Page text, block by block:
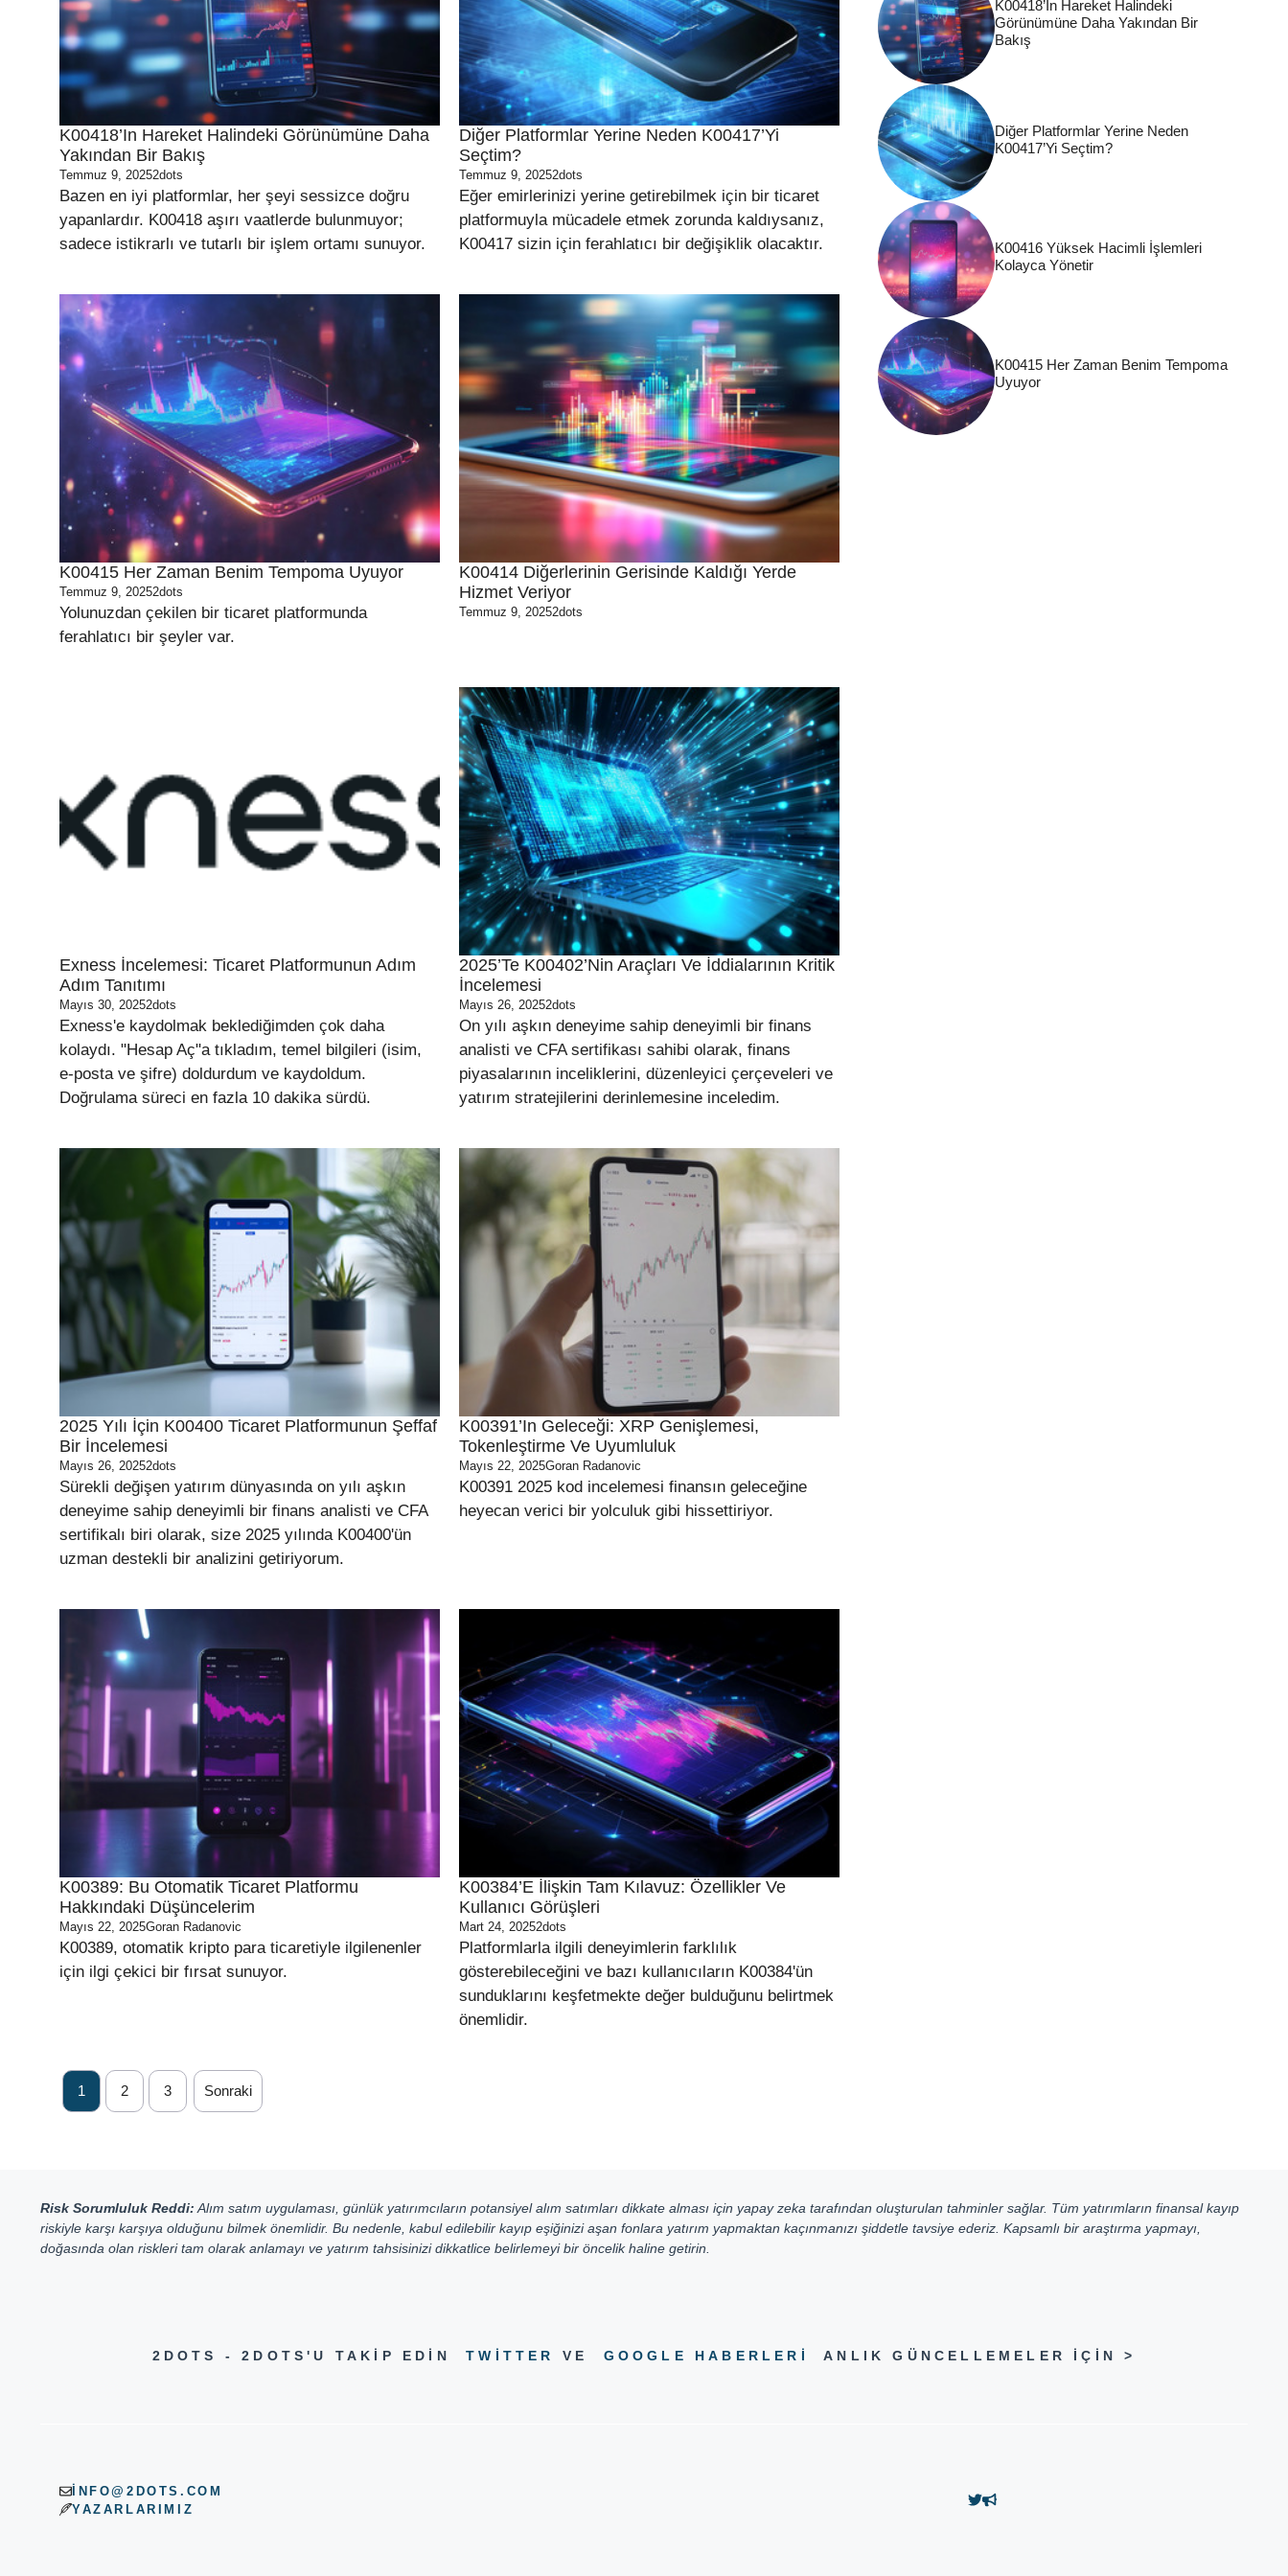
K00418’in Hareket Halindeki Görünümüne Daha
Yakından Bir Bakış
Temmuz 9, 20252dots
Bazen en iyi platformlar, her şeyi sessizce doğru
yapanlardır. K00418 aşırı vaatlerde bulunmuyor;
sadece istikrarlı ve tutarlı bir işlem ortamı sunuyor.
Diğer Platformlar Yerine Neden K00417’yi
Seçtim?
Temmuz 9, 20252dots
Eğer emirlerinizi yerine getirebilmek için bir ticaret
platformuyla mücadele etmek zorunda kaldıysanız,
K00417 sizin için ferahlatıcı bir değişiklik olacaktır.
K00415 Her Zaman Benim Tempoma Uyuyor
Temmuz 9, 20252dots
Yolunuzdan çekilen bir ticaret platformunda
ferahlatıcı bir şeyler var.
K00414 Diğerlerinin Gerisinde Kaldığı Yerde
Hizmet Veriyor
Temmuz 9, 20252dots
Exness İncelemesi: Ticaret Platformunun Adım
Adım Tanıtımı
Mayıs 30, 20252dots
Exness'e kaydolmak beklediğimden çok daha
kolaydı. "Hesap Aç"a tıkladım, temel bilgileri (isim,
e-posta ve şifre) doldurdum ve kaydoldum.
Doğrulama süreci en fazla 10 dakika sürdü.
2025’te K00402’nin Araçları Ve İddialarının Kritik
İncelemesi
Mayıs 26, 20252dots
On yılı aşkın deneyime sahip deneyimli bir finans
analisti ve CFA sertifikası sahibi olarak, finans
piyasalarının inceliklerini, düzenleyici çerçeveleri ve
yatırım stratejilerini derinlemesine inceledim.
2025 Yılı İçin K00400 Ticaret Platformunun Şeffaf
Bir İncelemesi
Mayıs 26, 20252dots
Sürekli değişen yatırım dünyasında on yılı aşkın
deneyime sahip deneyimli bir finans analisti ve CFA
sertifikalı biri olarak, size 2025 yılında K00400'ün
uzman destekli bir analizini getiriyorum.
K00391’in Geleceği: XRP Genişlemesi,
Tokenleştirme Ve Uyumluluk
Mayıs 22, 2025Goran Radanovic
K00391 2025 kod incelemesi finansın geleceğine
heyecan verici bir yolculuk gibi hissettiriyor.
K00389: Bu Otomatik Ticaret Platformu
Hakkındaki Düşüncelerim
Mayıs 22, 2025Goran Radanovic
K00389, otomatik kripto para ticaretiyle ilgilenenler
için ilgi çekici bir fırsat sunuyor.
K00384’e İlişkin Tam Kılavuz: Özellikler Ve
Kullanıcı Görüşleri
Mart 24, 20252dots
Platformlarla ilgili deneyimlerin farklılık
gösterebileceğini ve bazı kullanıcıların K00384'ün
sunduklarını keşfetmekte değer bulduğunu belirtmek
önemlidir.
1 2 3 Sonraki
K00418’in Hareket Halindeki
Görünümüne Daha Yakından Bir
Bakış
Diğer Platformlar Yerine Neden
K00417’yi Seçtim?
K00416 Yüksek Hacimli İşlemleri
Kolayca Yönetir
K00415 Her Zaman Benim Tempoma
Uyuyor
Risk Sorumluluk Reddi: Alım satım uygulaması, günlük yatırımcıların potansiyel alım satımları dikkate alması için yapay zeka tarafından oluşturulan tahminler sağlar. Tüm yatırımların finansal kayıp
riskiyle karşı karşıya olduğunu bilmek önemlidir. Bu nedenle, kabul edilebilir kayıp eşiğinizi aşan fonlara yatırım yapmaktan kaçınmanızı şiddetle tavsiye ederiz. Kapsamlı bir araştırma yapmayı,
doğasında olan riskleri tam olarak anlamayı ve yatırım tahsisinizi dikkatlice belirlemeyi bir öncelik haline getirin.
2DOTS - 2DOTS'U TAKIP EDINTWITTER VE GOOGLE HABERLERI ANLIK GÜNCELLEMELER IÇIN >
INFO@2DOTS.COM
YAZARLARIMIZ